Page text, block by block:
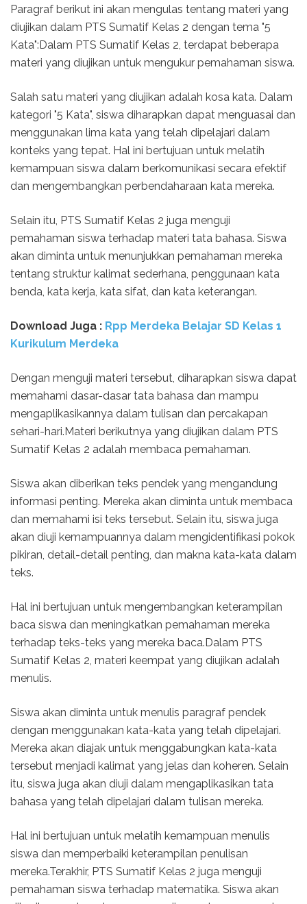
Paragraf berikut ini akan mengulas tentang materi yang
diujikan dalam PTS Sumatif Kelas 2 dengan tema "5
Kata":Dalam PTS Sumatif Kelas 2, terdapat beberapa
materi yang diujikan untuk mengukur pemahaman siswa.
Salah satu materi yang diujikan adalah kosa kata. Dalam
kategori "5 Kata", siswa diharapkan dapat menguasai dan
menggunakan lima kata yang telah dipelajari dalam
konteks yang tepat. Hal ini bertujuan untuk melatih
kemampuan siswa dalam berkomunikasi secara efektif
dan mengembangkan perbendaharaan kata mereka.
Selain itu, PTS Sumatif Kelas 2 juga menguji
pemahaman siswa terhadap materi tata bahasa. Siswa
akan diminta untuk menunjukkan pemahaman mereka
tentang struktur kalimat sederhana, penggunaan kata
benda, kata kerja, kata sifat, dan kata keterangan.
Download Juga : Rpp Merdeka Belajar SD Kelas 1
Kurikulum Merdeka
Dengan menguji materi tersebut, diharapkan siswa dapat
memahami dasar-dasar tata bahasa dan mampu
mengaplikasikannya dalam tulisan dan percakapan
sehari-hari.Materi berikutnya yang diujikan dalam PTS
Sumatif Kelas 2 adalah membaca pemahaman.
Siswa akan diberikan teks pendek yang mengandung
informasi penting. Mereka akan diminta untuk membaca
dan memahami isi teks tersebut. Selain itu, siswa juga
akan diuji kemampuannya dalam mengidentifikasi pokok
pikiran, detail-detail penting, dan makna kata-kata dalam
teks.
Hal ini bertujuan untuk mengembangkan keterampilan
baca siswa dan meningkatkan pemahaman mereka
terhadap teks-teks yang mereka baca.Dalam PTS
Sumatif Kelas 2, materi keempat yang diujikan adalah
menulis.
Siswa akan diminta untuk menulis paragraf pendek
dengan menggunakan kata-kata yang telah dipelajari.
Mereka akan diajak untuk menggabungkan kata-kata
tersebut menjadi kalimat yang jelas dan koheren. Selain
itu, siswa juga akan diuji dalam mengaplikasikan tata
bahasa yang telah dipelajari dalam tulisan mereka.
Hal ini bertujuan untuk melatih kemampuan menulis
siswa dan memperbaiki keterampilan penulisan
mereka.Terakhir, PTS Sumatif Kelas 2 juga menguji
pemahaman siswa terhadap matematika. Siswa akan